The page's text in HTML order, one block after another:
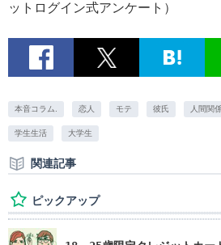
ットログイン式アンケート）
本音コラム. 恋人 モテ 彼氏 人間関
学生生活 大学生
関連記事
ピックアップ